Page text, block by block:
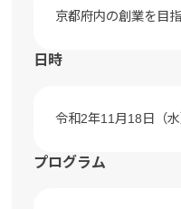
京都府内の創業を目
日時
令和2年11月18日（
プログラム